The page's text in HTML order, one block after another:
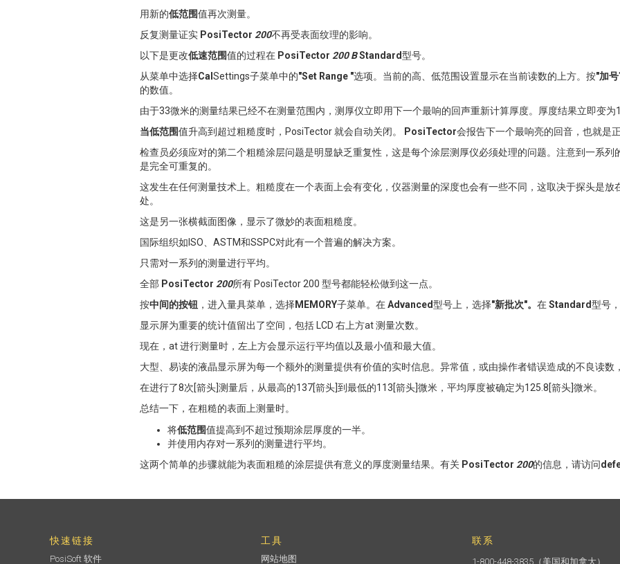
用新的低范围值再次测量。
反复测量证实 PosiTector 200不再受表面纹理的影响。
以下是更改低速范围值的过程在 PosiTector 200 BStandard型号。
从菜单中选择Cal Settings子菜单中的"Set Range "选项。当前的高、低范围设置显示在当前读数的上方。按"加号
的数值。
由于33微米的测量结果已经不在测量范围内，测厚仪立即用下一个最响的回声重新计算厚度。厚度结果立即变为
当低范围值升高到超过粗糙度时，PosiTector 就会自动关闭。 PosiTector会报告下一个最响亮的回音，也就是
检查员必须应对的第二个粗糙涂层问题是明显缺乏重复性，这是每个涂层测厚仪必须处理的问题。注意到一系列
是完全可重复的。
这发生在任何测量技术上。粗糙度在一个表面上会有变化，仪器测量的深度也会有一些不同，这取决于探头是
处。
这是另一张横截面图像，显示了微妙的表面粗糙度。
国际组织如ISO、ASTM和SSPC对此有一个普遍的解决方案。
只需对一系列的测量进行平均。
全部 PosiTector 200所有 PosiTector 200 型号都能轻松做到这一点。
按中间的按钮 ，进入量具菜单，选择MEMORY子菜单。在Advanced型号上，选择"新批次"。 在Standard型号
显示屏为重要的统计值留出了空间，包括 LCD 右上方at 测量次数。
现在，at 进行测量时，左上方会显示运行平均值以及最小值和最大值。
大型、易读的液晶显示屏为每一个额外的测量提供有价值的实时信息。异常值，或由操作者错误造成的不良读数
在进行了8次[箭头]测量后，从最高的137[箭头]到最低的113[箭头]微米，平均厚度被确定为125.8[箭头]微米。
总结一下，在粗糙的表面上测量时。
将低范围值提高到不超过预期涂层厚度的一半。
并使用内存对一系列的测量进行平均。
这两个简单的步骤就能为表面粗糙的涂层提供有意义的厚度测量结果。有关 PosiTector 200的信息，请访问
快速链接
PosiSoft 软件
工具
网站地图
联系
1-800-448-3835 （美国和加拿大）